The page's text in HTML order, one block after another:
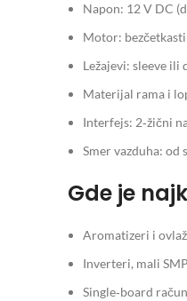
Napon: 12 V DC
Motor:
Ležajevi: sleeve
Materijal rama i
Interfejs: 2‑žični
Smer vazduha: od
Gde je
Aromatizeri i
Inverteri, mali
Single‑board